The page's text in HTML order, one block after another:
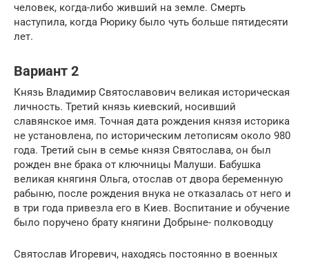
человек, когда-либо живший на земле. Смерть
наступила, когда Рюрику было чуть больше пятидесяти
лет.
Вариант 2
Князь Владимир Святославович великая историческая
личность. Третий князь киевский, носивший
славянское имя. Точная дата рождения князя историка
не установлена, по историческим летописям около 980
года. Третий сын в семье князя Святослава, он был
рожден вне брака от ключницы Малуши. Бабушка
великая княгиня Ольга, отослав от двора беременную
рабыню, после рождения внука не отказалась от него и
в три года привезла его в Киев. Воспитание и обучение
было поручено брату княгини Добрыне- полководцу
Святослав Игоревич, находясь постоянно в военных